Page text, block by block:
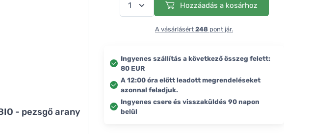
- pezsgő arany
Hozzáadás a kosárhoz
A vásárlásért 248 pont jár.
Ingyenes szállítás a következő összeg felett:
80 EUR
A 12:00 óra előtt leadott megrendeléseket
azonnal feladjuk.
Ingyenes csere és visszaküldés 90 napon
belül